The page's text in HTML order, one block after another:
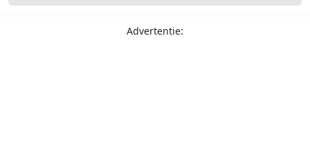
Advertentie: